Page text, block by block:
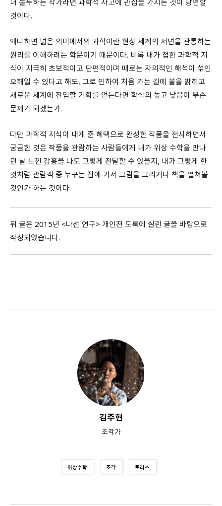
더 몰두하는 작가라면 과학적 사고에 관심을 가지는 것이 당연할
것이다.
왜냐하면 넓은 의미에서의 과학이란 현상 세계의 저변을 관통하는
원리를 이해하려는 학문이기 때문이다. 비록 내가 접한 과학적 지
식이 지극히 초보적이고 단편적이며 때로는 자의적인 해석이 섞인
오해일 수 있다고 해도, 그로 인하여 처음 가는 길에 불을 밝히고
새로운 세계에 진입할 기회를 얻는다면 학식의 높고 낮음이 무슨
문제가 되겠는가.
다만 과학적 지식이 내게 준 혜택으로 완성한 작품을 전시하면서
궁금한 것은 작품을 관람하는 사람들에게 내가 위상 수학을 만나
던 날 느낀 감흥을 나도 그렇게 전달할 수 있을지, 내가 그렇게 한
것처럼 관람객 중 누구는 집에 가서 그림을 그리거나 책을 펼쳐볼
것인가 하는 것이다.
위 글은 2015년 <나선 연구> 개인전 도록에 실린 글을 바탕으로
작성되었습니다.
김주현
조각가
위상수학 조각 토러스